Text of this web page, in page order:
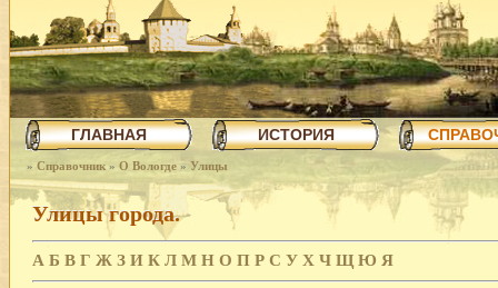
ГЛАВНАЯ ИСТОРИЯ
» Справочник » О Вологде » Улицы
Улицы города.
А Б В Г Ж З И К Л М Н О П Р С У Х Ч Щ Ю Я